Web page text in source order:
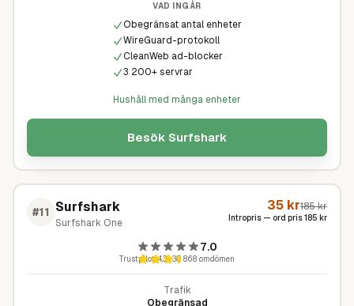
VAD INGÅR
Obegränsat antal enheter
WireGuard-protokoll
CleanWeb ad-blocker
3 200+ servrar
Hushåll med många enheter
Besök Surfshark
#11 Surfshark
Surfshark One
35 kr185kr
Intropris — ord pris185 kr
7.0
Trustpilot4,3· 30 868 omdömen
Trafik
Obegränsad